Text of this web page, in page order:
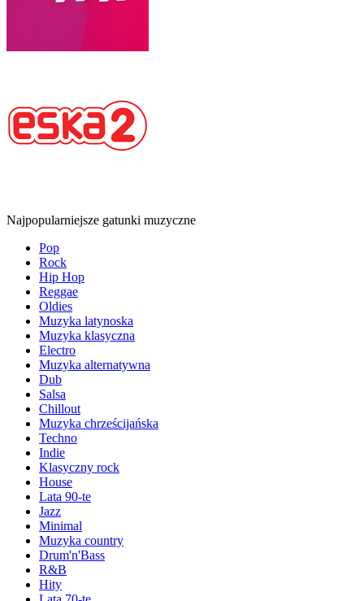
Najpopularniejsze gatunki muzyczne
Pop
Rock
Hip Hop
Reggae
Oldies
Muzyka latynoska
Muzyka klasyczna
Electro
Muzyka alternatywna
Dub
Salsa
Chillout
Muzyka chrześcijańska
Techno
Indie
Klasyczny rock
House
Lata 90-te
Jazz
Minimal
Muzyka country
Drum'n'Bass
R&B
Hity